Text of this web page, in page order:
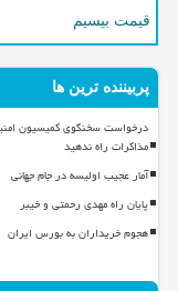
قیمت بیسیم
پربیننده ترین ها
درخواست سخنگوی کمیسیون
مذاکرات راه ندهید
آمار عجیب اولیسه در جام جهانی
پایان راه مهدی رحمتی و خیبر
هجوم خریداران به بورس ایران